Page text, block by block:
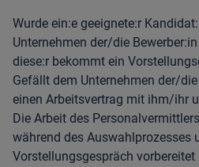
Wurde ein:e geeignete:r
Unternehmen der/die
diese:r bekommt ein
Gefällt dem Unternehmen der/
einen Arbeitsvertrag mit ihm/ihr
Die Arbeit des
während des Auswahlprozesses
Vorstellungsgespräch